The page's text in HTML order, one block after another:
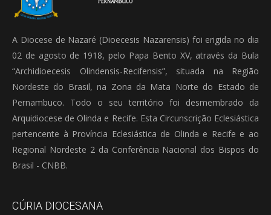
A Diocese de Nazaré (Dioecesis Nazarensis) foi erigida no dia
02 de agosto de 1918, pelo Papa Bento XV, através da Bula
“Archidioecesis Olindensis-Recifensis”, situada na Região
Nordeste do Brasil, na Zona da Mata Norte do Estado de
Pernambuco. Todo o seu território foi desmembrado da
Arquidiocese de Olinda e Recife. Esta Circunscrição Eclesiástica
pertencente à Província Eclesiástica de Olinda e Recife e ao
Regional Nordeste 2 da Conferência Nacional dos Bispos do
Brasil - CNBB.
CÚRIA DIOCESANA